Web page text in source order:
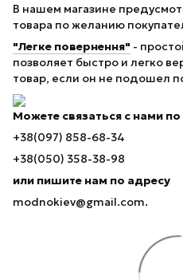
В нашем магазине
товара по желанию
"Легке повернення" -
позволяет быстро и легко
товар, если он не подошел
Можете связаться с нами
+38(097) 858-68-34
+38(050) 358-38-98
или пишите нам по адресу
modnokiev@gmail.com.